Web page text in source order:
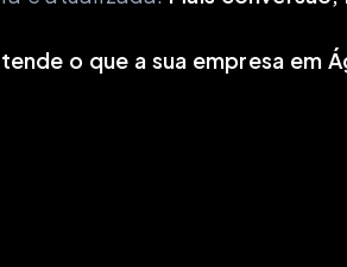
o que a sua empresa em